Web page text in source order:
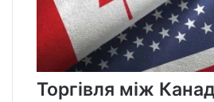
Торгівля між